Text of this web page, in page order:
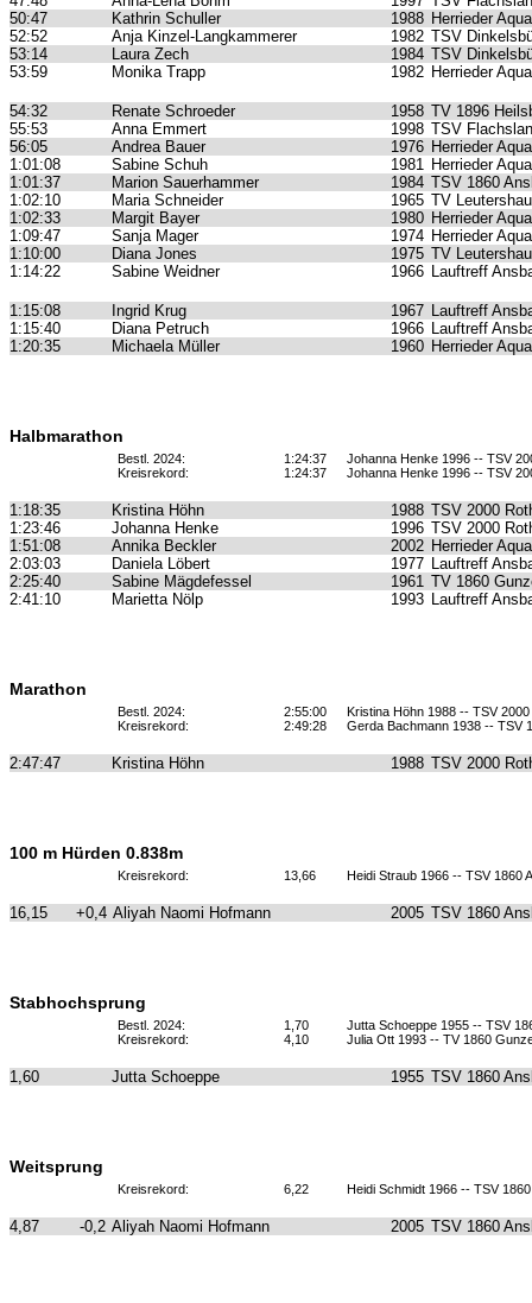
50:47
Kathrin Schuller 1988 Herrieder
52:52
Anja Kinzel-Langkammerer 1982 TSV
53:14
Laura Zech 1984 TSV
53:59
Monika Trapp 1982 Herrieder
54:32 Renate Schroeder 1958 TV 1896
55:53
Anna Emmert 1998 TSV
56:05
Andrea Bauer 1976 Herrieder
1:01:08
Sabine Schuh 1981 Herrieder
1:01:37
Marion Sauerhammer 1984 TSV 1860
1:02:10
Maria Schneider 1965 TV
1:02:33
Margit Bayer 1980 Herrieder
1:09:47
Sanja Mager 1974 Herrieder
1:10:00
Diana Jones 1975 TV
1:14:22
Sabine Weidner 1966 Lauftreff
1:15:08 Ingrid Krug 1967 Lauftreff
1:15:40
Diana Petruch 1966 Lauftreff
1:20:35
Michaela Müller 1960 Herrieder
Halbmarathon
Bestl. 2024: 1:24:37
Johanna Henke 1996 -- TSV
Kreisrekord:
1:24:37 Johanna Henke 1996 -- TSV
1:18:35 Kristina Höhn 1988 TSV 2000
1:23:46
Johanna Henke 1996 TSV 2000
1:51:08
Annika Beckler 2002 Herrieder
2:03:03
Daniela Löbert 1977 Lauftreff
2:25:40
Sabine Mägdefessel 1961 TV 1860
2:41:10
Marietta Nölp 1993 Lauftreff
Marathon
Bestl. 2024: 2:55:00
Kristina Höhn 1988 -- TSV
Kreisrekord:
2:49:28 Gerda Bachmann 1938 -- TSV
2:47:47 Kristina Höhn 1988 TSV 2000
100 m Hürden 0.838m
Kreisrekord: 13,66 Heidi Straub 1966 -- TSV 1860
16,15 +0,4 Aliyah Naomi Hofmann 2005 TSV 1860
Stabhochsprung
Bestl. 2024: 1,70
Jutta Schoeppe 1955 -- TSV
Kreisrekord:
4,10 Julia Ott 1993 -- TV 1860
1,60 Jutta Schoeppe 1955 TSV 1860
Weitsprung
Kreisrekord: 6,22 Heidi Schmidt 1966 -- TSV
4,87 -0,2 Aliyah Naomi Hofmann 2005 TSV 1860